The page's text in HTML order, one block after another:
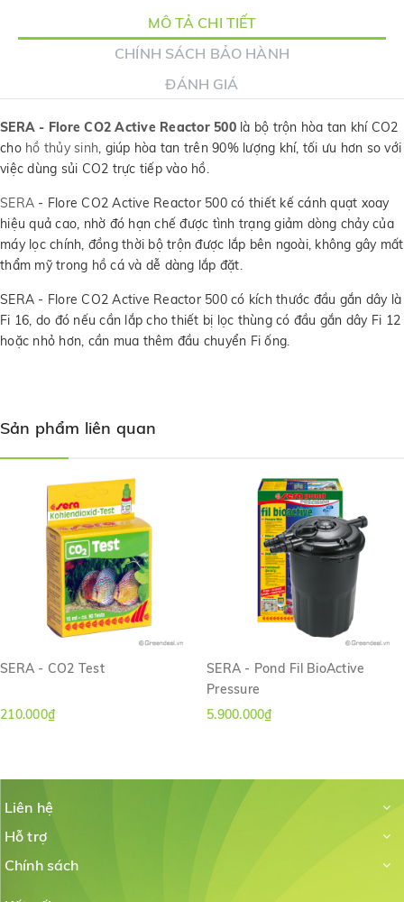
MÔ TẢ CHI TIẾT
CHÍNH SÁCH BẢO HÀNH
ĐÁNH GIÁ
SERA - Flore CO2 Active Reactor 500là bộ trộn hòa tan khí CO2
cho hồ thủy sinh, giúp hòa tan trên 90% lượng khí, tối ưu hơn so với
việc dùng sủi CO2 trực tiếp vào hồ.
SERA - Flore CO2 Active Reactor 500 có thiết kế cánh quạt xoay
hiệu quả cao, nhờ đó hạn chế được tình trạng giảm dòng chảy của
máy lọc chính, đồng thời bộ trộn được lắp bên ngoài, không gây mất
thẩm mỹ trong hồ cá và dễ dàng lắp đặt.
SERA - Flore CO2 Active Reactor 500 có kích thước đầu gắn dây là
Fi 16, do đó nếu cần lắp cho thiết bị lọc thùng có đầu gắn dây Fi 12
hoặc nhỏ hơn, cần mua thêm đầu chuyển Fi ống.
Sản phẩm liên quan
SERA - CO2 Test
210.000₫
SERA - Pond Fil BioActive
Pressure
5.900.000₫
Liên hệ
Hỗ trợ
Chính sách